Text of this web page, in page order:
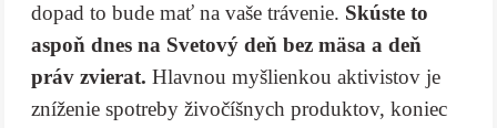
dopad to bude mať na vaše trávenie. Skúste to
aspoň dnes na Svetový deň bez mäsa a deň
práv zvierat. Hlavnou myšlienkou aktivistov je
zníženie spotreby živočíšnych produktov, koniec